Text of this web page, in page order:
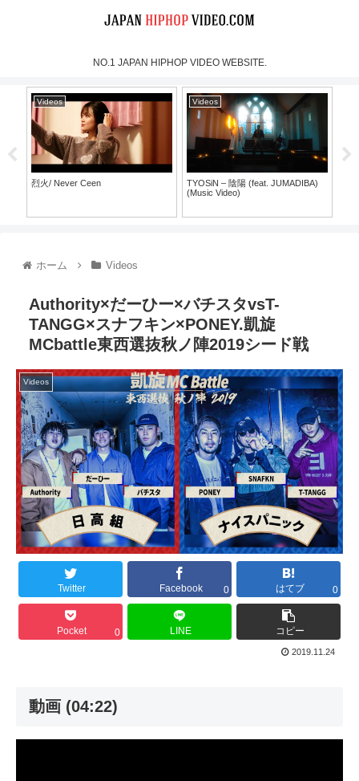
NO.1 JAPAN HIPHOP VIDEO WEBSITE.
Videos
烈火/ Never Ceen
Videos
TYOSiN – 陰陽 (feat. JUMADIBA)
(Music Video)
ホーム Videos
Authority×だーひー×バチスタvsT-
TANGG×スナフキン×PONEY.凱旋
MCbattle東西選抜秋ノ陣2019シード戦
Videos
Twitter Facebook 0 はてブ 0
Pocket 0 LINE コピー
2019.11.24
動画 (04:22)